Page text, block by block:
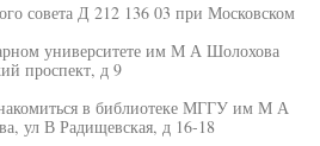
совета Д 212 136 03 при Московском
университете им М А Шолохова
проспект, д 9
в библиотеке МГГУ им М А
ул В Радищевская, д 16-18